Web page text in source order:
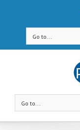
Go to...
Go to...